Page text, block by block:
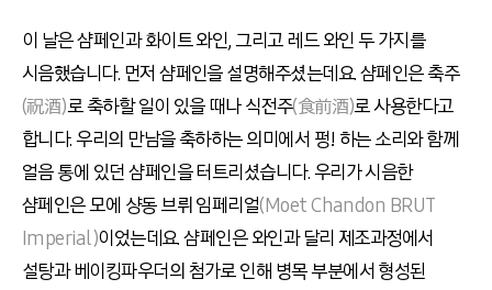
이 날은 샴페인과 화이트 와인, 그리고 레드 와인 두 가지를
시음했습니다. 먼저 샴페인을 설명해주셨는데요. 샴페인은 축주
(祝酒)로 축하할 일이 있을 때나 식전주(食前酒)로 사용한다고
합니다. 우리의 만남을 축하하는 의미에서 펑! 하는 소리와 함께
얼음 통에 있던 샴페인을 터트리셨습니다. 우리가 시음한
샴페인은 모에 샹동 브뤼 임페리얼(Moet Chandon BRUT
Imperial)이었는데요. 샴페인은 와인과 달리 제조과정에서
설탕과 베이킹파우더의 첨가로 인해 병목 부분에서 형성된